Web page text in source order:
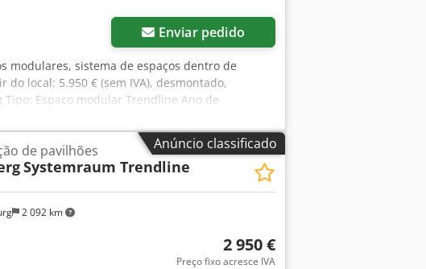
Enviar pedido
modulares, sistema de espaços dentro de
do local: 5.950 € (sem IVA), desmontado,
Espaço modular Trendline Ano de
com capacidade máxima de carga de
1,03 m Comprimento:
4,25 m (4 módulos) Altura:
fechados em três lados e, portanto, um dos
etc., se disponível Sem piso Venda sem
o 4.º trimestre de 2026 Localização:
Anúncio classificado
2 092 km
de pavilhões
Systemraum Trendline
2 950 €
Preço fixo acresce IVA